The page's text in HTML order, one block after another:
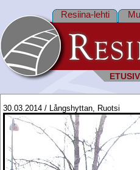
Resiina-lehti
30.03.2014 / Långshyttan, Ruotsi